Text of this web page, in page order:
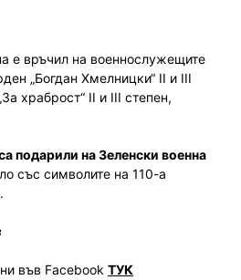
е връчил на военнослужещите
„Богдан Хмелницки“ II и III
храброст“ II и III степен,
подарили на Зеленски военна
със символите на 110-а
във Facebook ТУК